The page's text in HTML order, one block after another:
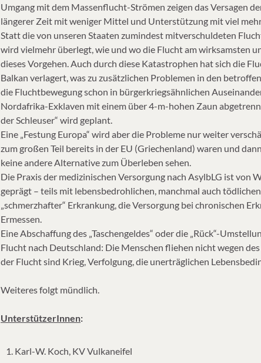
Umgang mit dem Massenflucht-Strömen zeigen das Versagen
längerer Zeit mit weniger Mittel und Unterstützung mit viel
Statt die von unseren Staaten zumindest mitverschuldeten
wird vielmehr überlegt, wie und wo die Flucht am wirksamsten
dieses Vorgehen. Auch durch diese Katastrophen hat sich die
Balkan verlagert, was zu zusätzlichen Problemen in den
die Fluchtbewegung schon in bürgerkriegsähnlichen
Nordafrika-Exklaven mit einem über 4-m-hohen Zaun
der Schleuser“ wird geplant.
Eine „Festung Europa“ wird aber die Probleme nur weiter
zum großen Teil bereits in der EU (Griechenland) waren und
keine andere Alternative zum Überleben sehen.
Die Praxis der medizinischen Versorgung nach AsylbLG ist
geprägt – teils mit lebensbedrohlichen, manchmal auch
„schmerzhafter“ Erkrankung, die Versorgung bei chronischen
Ermessen.
Eine Abschaffung des „Taschengeldes“ oder die „Rück“-
Flucht nach Deutschland: Die Menschen fliehen nicht wegen
der Flucht sind Krieg, Verfolgung, die unerträglichen
Weiteres folgt mündlich.
UnterstützerInnen:
Karl-W. Koch, KV Vulkaneifel